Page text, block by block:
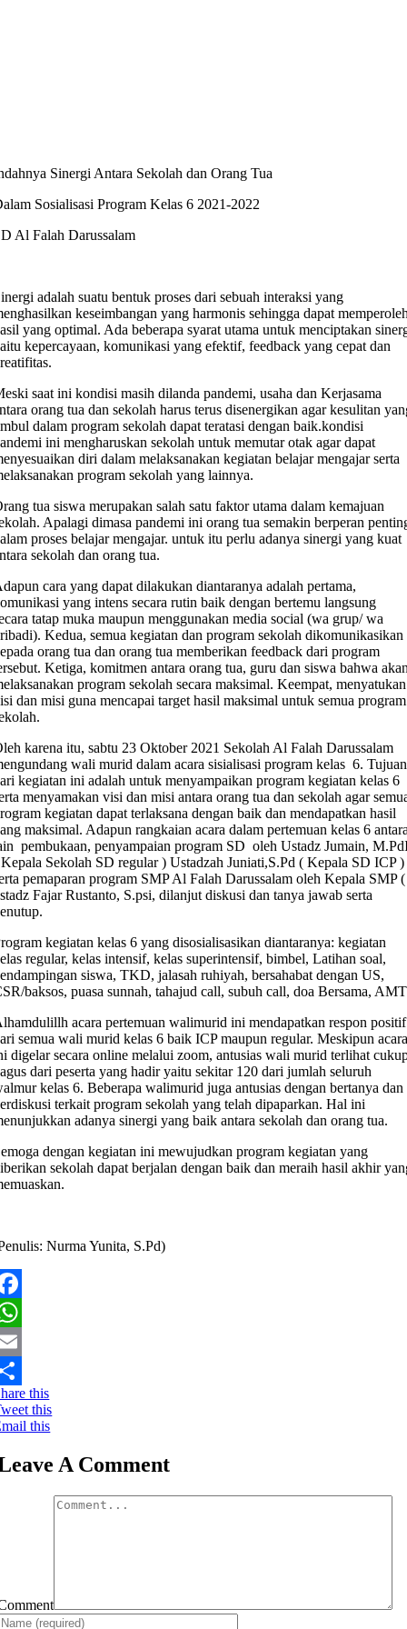
Sinergi Antara Sekolah dan Orang Tua
Sosialisasi Program Kelas 6 2021-2022
Al Falah Darussalam
adalah suatu bentuk proses dari sebuah interaksi yang
keseimbangan yang harmonis sehingga dapat
yang optimal. Ada beberapa syarat utama untuk menciptakan
kepercayaan, komunikasi yang efektif, feedback yang cepat dan
saat ini kondisi masih dilanda pandemi, usaha dan Kerjasama
orang tua dan sekolah harus terus disenergikan agar kesulitan
dalam program sekolah dapat teratasi dengan baik.kondisi
ini mengharuskan sekolah untuk memutar otak agar dapat
diri dalam melaksanakan kegiatan belajar mengajar serta
program sekolah yang lainnya.
tua siswa merupakan salah satu faktor utama dalam kemajuan
Apalagi dimasa pandemi ini orang tua semakin berperan
proses belajar mengajar. untuk itu perlu adanya sinergi yang kuat
sekolah dan orang tua.
cara yang dapat dilakukan diantaranya adalah pertama,
yang intens secara rutin baik dengan bertemu langsung
tatap muka maupun menggunakan media social (wa grup/ wa
Kedua, semua kegiatan dan program sekolah dikomunikasikan
orang tua dan orang tua memberikan feedback dari program
Ketiga, komitmen antara orang tua, guru dan siswa bahwa
program sekolah secara maksimal. Keempat, menyatukan
dan misi guna mencapai target hasil maksimal untuk semua program
karena itu, sabtu 23 Oktober 2021 Sekolah Al Falah Darussalam
wali murid dalam acara sisialisasi program kelas 6. Tujuan
kegiatan ini adalah untuk menyampaikan program kegiatan kelas 6
menyamakan visi dan misi antara orang tua dan sekolah agar
kegiatan dapat terlaksana dengan baik dan mendapatkan hasil
maksimal. Adapun rangkaian acara dalam pertemuan kelas 6
pembukaan, penyampaian program SD oleh Ustadz Jumain,
Sekolah SD regular ) Ustadzah Juniati,S.Pd ( Kepala SD ICP )
pemaparan program SMP Al Falah Darussalam oleh Kepala SMP (
Fajar Rustanto, S.psi, dilanjut diskusi dan tanya jawab serta
kegiatan kelas 6 yang disosialisasikan diantaranya: kegiatan
regular, kelas intensif, kelas superintensif, bimbel, Latihan soal,
siswa, TKD, jalasah ruhiyah, bersahabat dengan US,
baksos, puasa sunnah, tahajud call, subuh call, doa Bersama,
acara pertemuan walimurid ini mendapatkan respon positif
semua wali murid kelas 6 baik ICP maupun regular. Meskipun
digelar secara online melalui zoom, antusias wali murid terlihat
dari peserta yang hadir yaitu sekitar 120 dari jumlah seluruh
kelas 6. Beberapa walimurid juga antusias dengan bertanya dan
terkait program sekolah yang telah dipaparkan. Hal ini
adanya sinergi yang baik antara sekolah dan orang tua.
dengan kegiatan ini mewujudkan program kegiatan yang
sekolah dapat berjalan dengan baik dan meraih hasil akhir
Nurma Yunita, S.Pd)
this
this
this
A Comment